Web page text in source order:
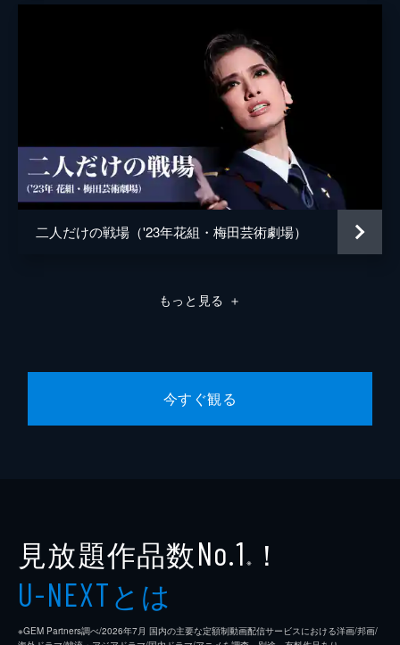
二人だけの戦場（'23年花組・梅田芸術劇場）
もっと見る ＋
今すぐ観る
見放題作品数No.1 ※ ！
U-NEXTとは
※GEM Partners調べ/2026年7⽉ 国内の主要な定額制動画配信サービスにおける洋画/邦画/